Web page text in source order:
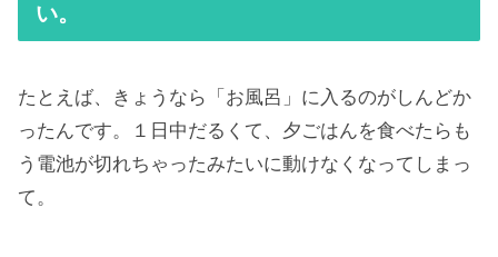
い。
たとえば、きょうなら「お風呂」に入るのがしんどか
ったんです。１日中だるくて、夕ごはんを食べたらも
う電池が切れちゃったみたいに動けなくなってしまっ
て。